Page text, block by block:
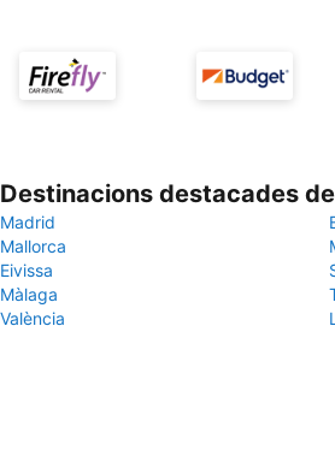
Destinacions destacades
Madrid
Mallorca
Eivissa
Màlaga
València